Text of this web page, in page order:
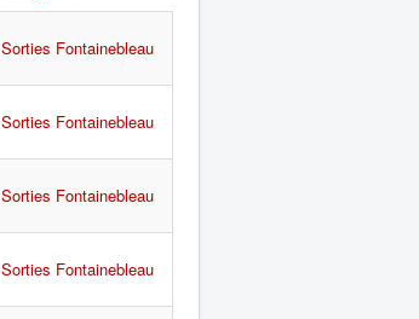
Sorties Fontainebleau
Sorties Fontainebleau
Sorties Fontainebleau
Sorties Fontainebleau